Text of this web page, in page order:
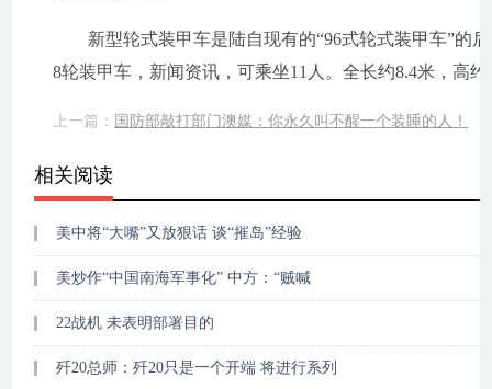
新型轮式装甲车是陆自现有的“96式轮式装甲车”的后
8轮装甲车，新闻资讯，可乘坐11人。全长约8.4米，高
上一篇： 国防部敲打部门澳媒：你永久叫不醒一个装睡的人！
相关阅读
美中将“大嘴”又放狠话 谈“摧岛”经验
美炒作“中国南海军事化” 中方：“贼喊
22战机 未表明部署目的
歼20总师：歼20只是一个开端 将进行系列